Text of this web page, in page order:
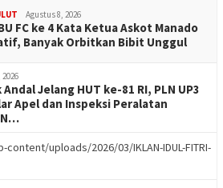
Agustus 8, 2026
FC ke 4 Kata Ketua Askot Manado
Banyak Orbitkan Bibit Unggul
Jelang HUT ke-81 RI, PLN UP3
Apel dan Inspeksi Peralatan
N…
uploads/2026/03/IKLAN-IDUL-FITRI-